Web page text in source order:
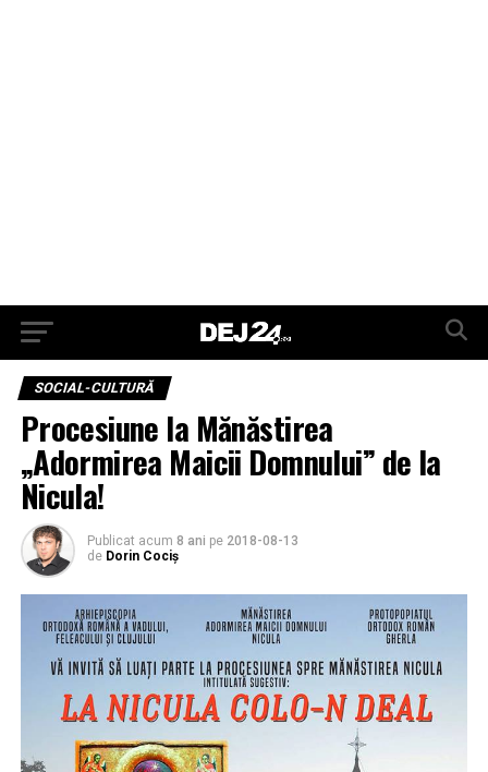
SOCIAL-CULTURĂ
Procesiune la Mănăstirea
„Adormirea Maicii Domnului” de la
Nicula!
Publicat acum 8 ani pe 2018-08-13
de Dorin Cociș